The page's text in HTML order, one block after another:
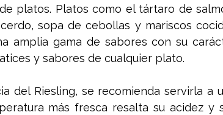
platos. Platos como el tártaro de
sopa de cebollas y mariscos
amplia gama de sabores con su
y sabores de cualquier plato.
del Riesling, se recomienda servirla a
más fresca resalta su acidez y